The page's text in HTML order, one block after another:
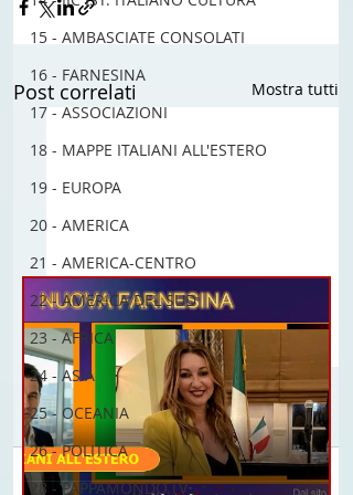
15 - AMBASCIATE CONSOLATI
16 - FARNESINA
17 - ASSOCIAZIONI
18 - MAPPE ITALIANI ALL'ESTERO
19 - EUROPA
20 - AMERICA
21 - AMERICA-CENTRO
22 - AMERICA DEL SUD
23 - AFRICA
24 - ASIA
25 - OCEANIA
26 - POLITICA
28 - PAPPAMONDO.TV
Post correlati Mostra tutti
Commenti